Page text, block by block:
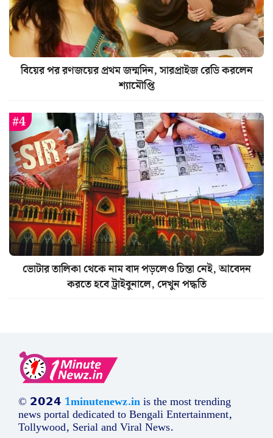
বিয়ের পর রণজয়ের প্রথম জন্মদিন, সারপ্রাইজ রেডি করলেন
শ্যামৌপ্তি
ভোটার তালিকা থেকে নাম বাদ পড়লেও চিন্তা নেই, আবেদন
করতে হবে ট্রাইবুনালে, দেখুন পদ্ধতি
© 𝟮𝟬𝟮𝟰 1minutenewz.inis the most trending
news portal dedicated to Bengali Entertainment,
Tollywood, Serial and Viral News.